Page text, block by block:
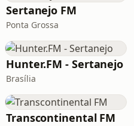
Sertanejo FM
Ponta Grossa
Hunter.FM - Sertanejo
Brasília
Transcontinental FM